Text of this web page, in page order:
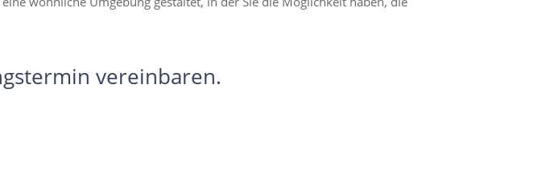
vereinbaren.